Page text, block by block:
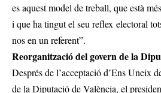
es aquest model de treball, que està
i que ha tingut el seu reflex electoral
nos en un referent”.
Reorganització del govern de la
Després de l’acceptació d’Ens Uneix
de la Diputació de València, el